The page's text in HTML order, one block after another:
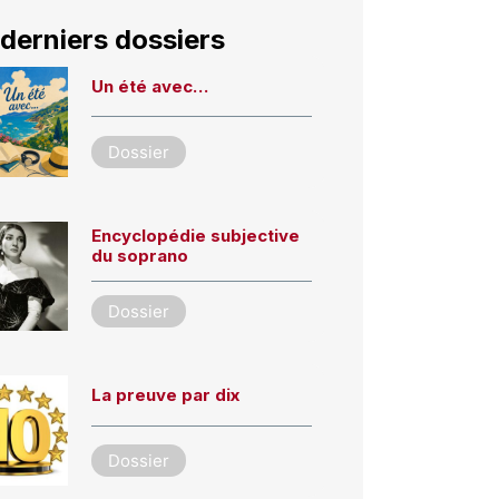
dossiers
Un été avec…
Dossier
Encyclopédie subjective
du soprano
Dossier
La preuve par dix
Dossier